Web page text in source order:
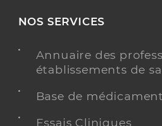
NOS SERVICES
Annuaire des
établissements de
Base de
Essais Cliniques